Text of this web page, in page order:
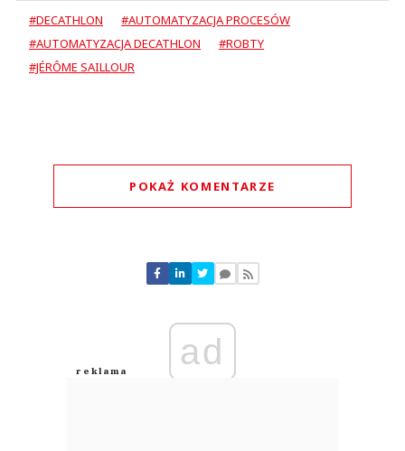
#DECATHLON
#AUTOMATYZACJA PROCESÓW
#AUTOMATYZACJA DECATHLON
#ROBTY
#JÉRÔME SAILLOUR
POKAŻ KOMENTARZE
Nie znaleziono komentarzy
Zostaw swoje komentarze
Anuluj
ad